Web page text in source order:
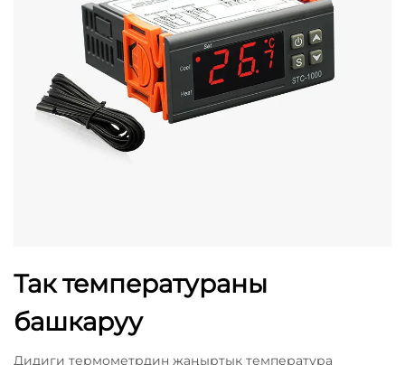
Так температураны
башкаруу
Дидиги термометрдин жаңыртык температура